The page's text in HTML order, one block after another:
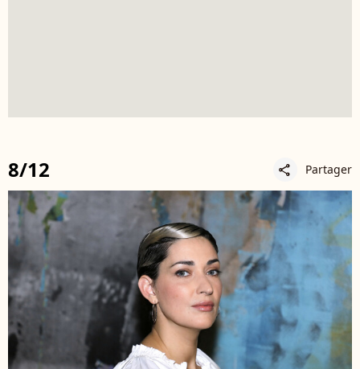
8/12 share Partager